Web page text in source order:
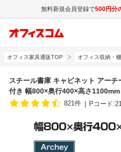
無料新規会員登録で500円分
オフィス家具通販TOP オフィス収納・棚
スチール書庫 キャビネット アー
付き 幅800×奥行400×高さ1100mm
821件 Pコード